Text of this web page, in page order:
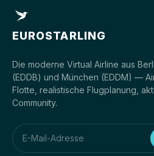
EUROSTARLING
Die moderne Virtual Airline aus
(EDDB) und München (EDDM) —
Flotte, realistische Flugplanung,
Community.